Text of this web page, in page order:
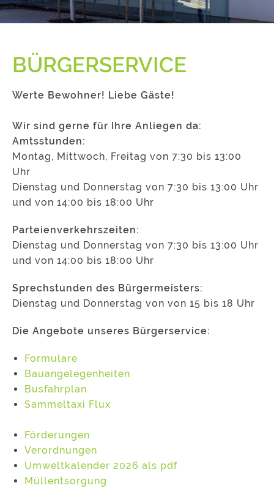
BÜRGERSERVICE
Werte Bewohner! Liebe Gäste!
Wir sind gerne für Ihre Anliegen da:
Amtsstunden:
Montag, Mittwoch, Freitag von 7:30 bis 13:00
Uhr
Dienstag und Donnerstag von 7:30 bis 13:00 Uhr
und von 14:00 bis 18:00 Uhr
Parteienverkehrszeiten:
Dienstag und Donnerstag von 7:30 bis 13:00 Uhr
und von 14:00 bis 18:00 Uhr
Sprechstunden des Bürgermeisters:
Dienstag und Donnerstag von von 15 bis 18 Uhr
Die Angebote unseres Bürgerservice:
Formulare
Bauangelegenheiten
Busfahrplan
Sammeltaxi Flux
Förderungen
Verordnungen
Umweltkalender 2026 als pdf
Müllentsorgung